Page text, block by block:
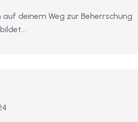
deinem Weg zur Beherrschung